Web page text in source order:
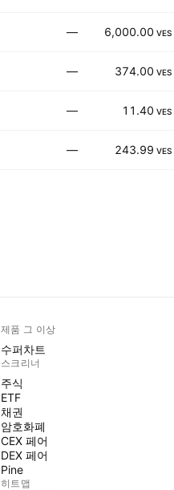
— 6,000.00 VES
— 374.00 VES
— 11.40 VES
— 243.99 VES
제품 그 이상
수퍼차트
스크리너
주식
ETF
채권
암호화폐
CEX 페어
DEX 페어
Pine
히트맵